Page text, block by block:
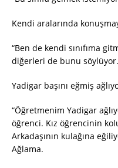
Kendi aralarında
“Ben de kendi sınıfıma
diğerleri de bunu söylüyor.
Yadigar başını eğmiş
“Öğretmenim Yadigar
öğrenci. Kız öğrencinin
Arkadaşının kulağına
Ağlama.